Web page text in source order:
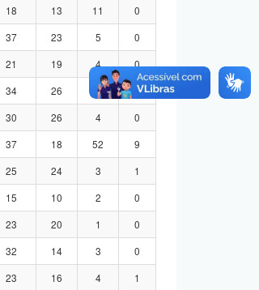
18 13 11
0
37 23 5
0
21 19 4
0
34 26 8
3
30 26 4
0
37 18 52
9
25 24 3
1
15 10 2
0
23 20 1
0
32 14 3
0
23 16 4
1